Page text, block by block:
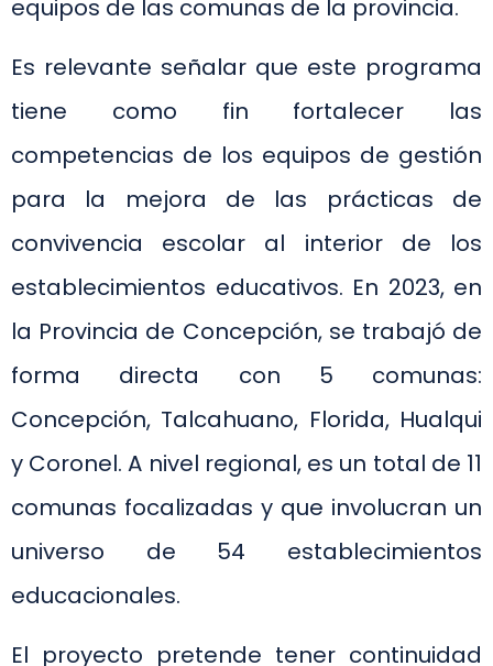
equipos de las comunas de la provincia.
Es relevante señalar que este programa
tiene como fin fortalecer las
competencias de los equipos de gestión
para la mejora de las prácticas de
convivencia escolar al interior de los
establecimientos educativos. En 2023, en
la Provincia de Concepción, se trabajó de
forma directa con 5 comunas:
Concepción, Talcahuano, Florida, Hualqui
y Coronel. A nivel regional, es un total de 11
comunas focalizadas y que involucran un
universo de 54 establecimientos
educacionales.
El proyecto pretende tener continuidad